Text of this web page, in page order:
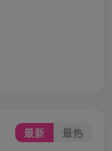
最新 最热